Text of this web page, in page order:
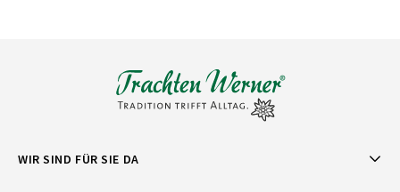
WIR SIND FÜR SIE DA